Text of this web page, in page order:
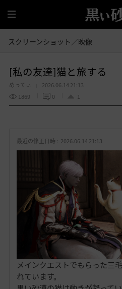
全
体
スクリーンショット／映像
[私の友達]猫と旅する
めってぃ
2026.06.14 21:13
1869
0 1
最近の修正日時 : 2026.06.14 21:13
メインクエストでもらった三
れています。